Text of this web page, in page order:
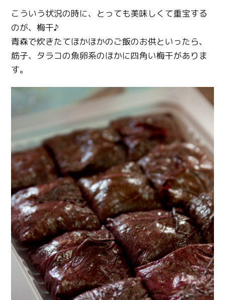
こういう状況の時に、とっても美味しくて重宝する
のが、梅干♪
青森で炊きたてほかほかのご飯のお供といったら、
筋子、タラコの魚卵系のほかに四角い梅干がありま
す。